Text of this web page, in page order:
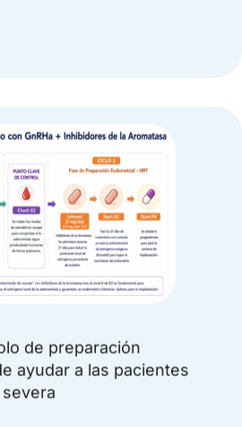
de preparación
ayudar a las pacientes